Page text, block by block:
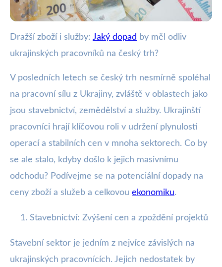
webya.cz
Odliv Ukrajinců z ČR: Hrozba
vyšších cen a ekonomické krize
5. 2. 2026 · 3 min čtení · Autor: Barbora Černá
Dražší zboží i služby: Jaký dopad by měl odliv
ukrajinských pracovníků na český trh?
V posledních letech se český trh nesmírně spoléhal
na pracovní sílu z Ukrajiny, zvláště v oblastech jako
jsou stavebnictví, zemědělství a služby. Ukrajinští
pracovníci hrají klíčovou roli v udržení plynulosti
operací a stabilních cen v mnoha sektorech. Co by
se ale stalo, kdyby došlo k jejich masivnímu
odchodu? Podívejme se na potenciální dopady na
ceny zboží a služeb a celkovou ekonomiku.
Stavebnictví: Zvýšení cen a zpoždění projektů
Stavební sektor je jedním z nejvíce závislých na
ukrajinských pracovnících. Jejich nedostatek by